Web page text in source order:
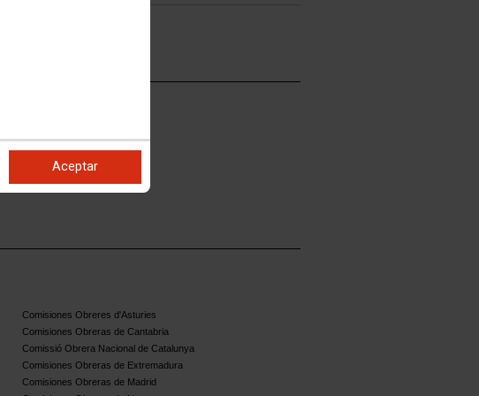
Aceptar
Comisiones Obreres d'Asturies
Comisiones Obreras de Cantabria
Comissió Obrera Nacional de Catalunya
Comisiones Obreras de Extremadura
Comisiones Obreras de Madrid